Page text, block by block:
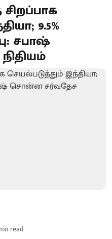
சிறப்பாக
9.5%
சபாஷ்
read